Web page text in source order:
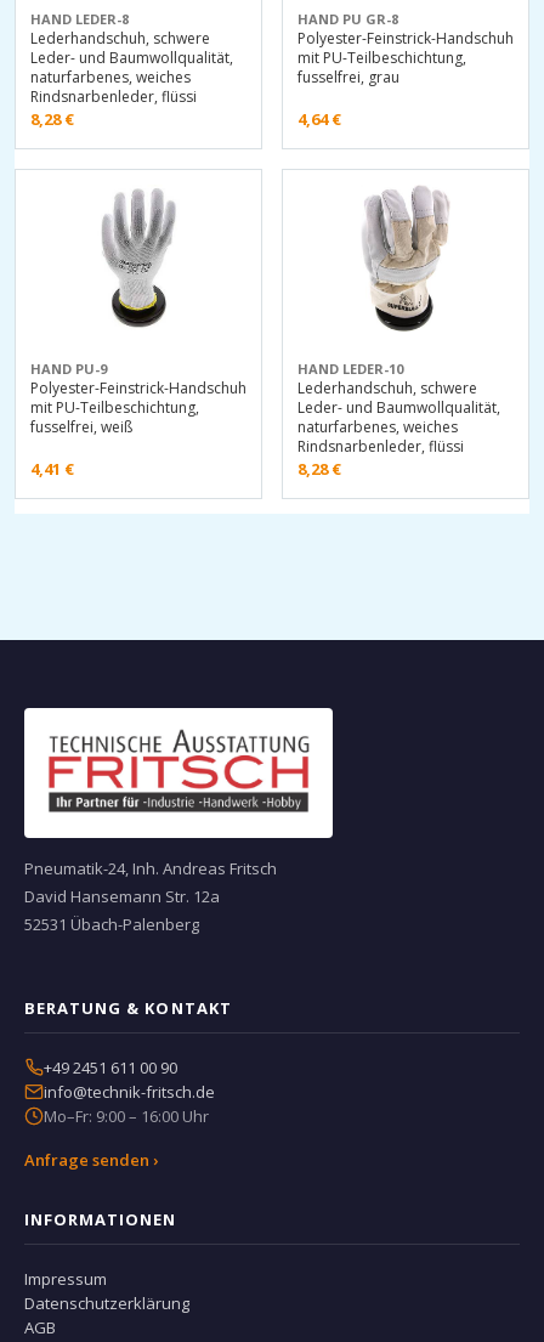
HAND LEDER-8
Lederhandschuh, schwere
Leder- und Baumwollqualität,
naturfarbenes, weiches
Rindsnarbenleder, flüssi
8,28€
HAND PU GR-8
Polyester-Feinstrick-Handschuh
mit PU-Teilbeschichtung,
fusselfrei, grau
4,64€
HAND PU-9
Polyester-Feinstrick-Handschuh
mit PU-Teilbeschichtung,
fusselfrei, weiß
4,41 €
HAND LEDER-10
Lederhandschuh, schwere
Leder- und Baumwollqualität,
naturfarbenes, weiches
Rindsnarbenleder, flüssi
8,28€
Pneumatik-24, Inh. Andreas Fritsch
David Hansemann Str. 12a
52531 Übach-Palenberg
BERATUNG & KONTAKT
+49 2451 611 00 90
info@technik-fritsch.de
Mo–Fr: 9:00 – 16:00 Uhr
Anfrage senden ›
INFORMATIONEN
Impressum
Datenschutzerklärung
AGB